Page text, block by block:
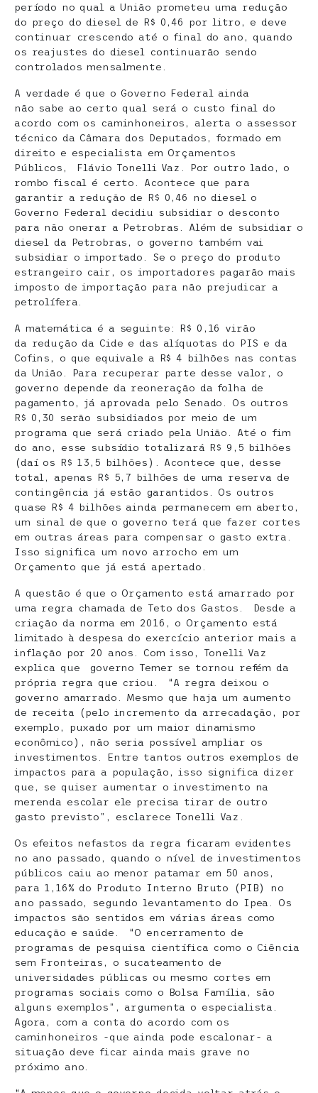
período no qual a União prometeu uma redução
do preço do diesel de R$ 0,46 por litro, e deve
continuar crescendo até o final do ano, quando
os reajustes do diesel continuarão sendo
controlados mensalmente.
A verdade é que o Governo Federal ainda
não sabe ao certo qual será o custo final do
acordo com os caminhoneiros, alerta o assessor
técnico da Câmara dos Deputados, formado em
direito e especialista em Orçamentos
Públicos, Flávio Tonelli Vaz. Por outro lado, o
rombo fiscal é certo. Acontece que para
garantir a redução de R$ 0,46 no diesel o
Governo Federal decidiu subsidiar o desconto
para não onerar a Petrobras. Além de subsidiar o
diesel da Petrobras, o governo também vai
subsidiar o importado. Se o preço do produto
estrangeiro cair, os importadores pagarão mais
imposto de importação para não prejudicar a
petrolífera.
A matemática é a seguinte: R$ 0,16 virão
da redução da Cide e das alíquotas do PIS e da
Cofins, o que equivale a R$ 4 bilhões nas contas
da União. Para recuperar parte desse valor, o
governo depende da reoneração da folha de
pagamento, já aprovada pelo Senado. Os outros
R$ 0,30 serão subsidiados por meio de um
programa que será criado pela União. Até o fim
do ano, esse subsídio totalizará R$ 9,5 bilhões
(daí os R$ 13,5 bilhões). Acontece que, desse
total, apenas R$ 5,7 bilhões de uma reserva de
contingência já estão garantidos. Os outros
quase R$ 4 bilhões ainda permanecem em aberto,
um sinal de que o governo terá que fazer cortes
em outras áreas para compensar o gasto extra.
Isso significa um novo arrocho em um
Orçamento que já está apertado.
A questão é que o Orçamento está amarrado por
uma regra chamada de Teto dos Gastos. Desde a
criação da norma em 2016, o Orçamento está
limitado à despesa do exercício anterior mais a
inflação por 20 anos. Com isso, Tonelli Vaz
explica que governo Temer se tornou refém da
própria regra que criou. “A regra deixou o
governo amarrado. Mesmo que haja um aumento
de receita (pelo incremento da arrecadação, por
exemplo, puxado por um maior dinamismo
econômico), não seria possível ampliar os
investimentos. Entre tantos outros exemplos de
impactos para a população, isso significa dizer
que, se quiser aumentar o investimento na
merenda escolar ele precisa tirar de outro
gasto previsto”, esclarece Tonelli Vaz.
Os efeitos nefastos da regra ficaram evidentes
no ano passado, quando o nível de investimentos
públicos caiu ao menor patamar em 50 anos,
para 1,16% do Produto Interno Bruto (PIB) no
ano passado, segundo levantamento do Ipea. Os
impactos são sentidos em várias áreas como
educação e saúde. “O encerramento de
programas de pesquisa científica como o Ciência
sem Fronteiras, o sucateamento de
universidades públicas ou mesmo cortes em
programas sociais como o Bolsa Família, são
alguns exemplos”, argumenta o especialista.
Agora, com a conta do acordo com os
caminhoneiros -que ainda pode escalonar- a
situação deve ficar ainda mais grave no
próximo ano.